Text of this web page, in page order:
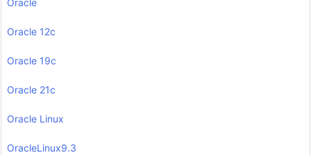
Oracle 12c
Oracle 19c
Oracle 21c
Oracle Linux
OracleLinux9.3